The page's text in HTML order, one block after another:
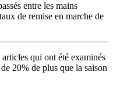
entre les mains
de remise en marche de
qui ont été examinés
20% de plus que la saison